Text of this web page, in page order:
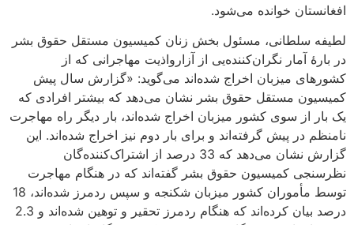
افغانستان خوانده می‌شود.
لطیفه سلطانی، مسئول بخش زنان کمیسیون مستقل حقوق بشر
در بارۀ آمار نگران‌کننده‌یی از آزارواذیت مهاجرانی که از
کشورهای میزبان اخراج شده‌اند می‌گوید: «گزارش سال پیش
کمیسیون مستقل حقوق بشر نشان می‌دهد که بیشتر افرادی که
یک بار از سوی کشور میزبان اخراج شده‌اند، بار دیگر راه مهاجرت
نامنظم در پیش گرفته‌اند و برای بار دوم نیز اخراج شده‌اند. این
گزارش نشان می‌دهد که 33 درصد از اشتراک‌کننده‌گان
نظرسنجی کمیسیون حقوق بشر گفته‌اند که در هنگام مهاجرت
توسط مأموران کشور میزبان شکنجه و سپس ردمرز شده‌اند، 18
درصد بیان کرده‌اند که هنگام ردمرز تحقیر و توهین شده‌اند و 2.3